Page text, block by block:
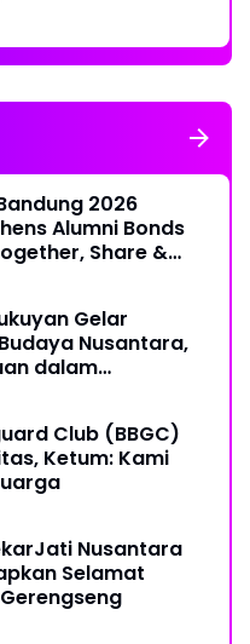
2026
Alumni Bonds
Share &
Gelar
Nusantara,
dalam
Club (BBGC)
Ketum: Kami
Nusantara
Selamat